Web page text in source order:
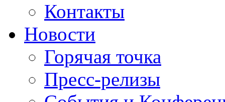
Контакты
Новости
Горячая точка
Пресс-релизы